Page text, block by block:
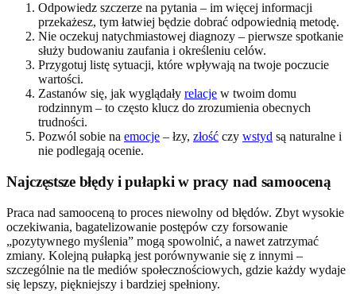
Odpowiedz szczerze na pytania – im więcej informacji
przekażesz, tym łatwiej będzie dobrać odpowiednią metodę.
Nie oczekuj natychmiastowej diagnozy – pierwsze spotkanie
służy budowaniu zaufania i określeniu celów.
Przygotuj listę sytuacji, które wpływają na twoje poczucie
wartości.
Zastanów się, jak wyglądały relacje w twoim domu
rodzinnym – to często klucz do zrozumienia obecnych
trudności.
Pozwól sobie na emocje – łzy, złość czy wstyd są naturalne i
nie podlegają ocenie.
Najczęstsze błędy i pułapki w pracy nad samooceną
Praca nad samooceną to proces niewolny od błędów. Zbyt wysokie
oczekiwania, bagatelizowanie postępów czy forsowanie
„pozytywnego myślenia” mogą spowolnić, a nawet zatrzymać
zmiany. Kolejną pułapką jest porównywanie się z innymi –
szczególnie na tle mediów społecznościowych, gdzie każdy wydaje
się lepszy, piękniejszy i bardziej spełniony.